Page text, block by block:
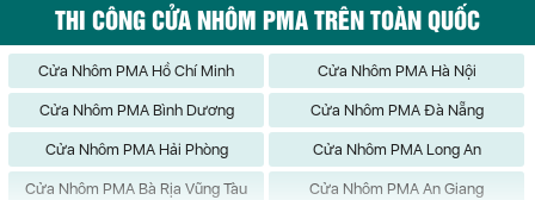
THI CÔNG CỬA NHÔM PMA TRÊN TOÀN QUỐC
Cửa Nhôm PMA Hồ Chí Minh Cửa Nhôm PMA Hà Nội
Cửa Nhôm PMA Bình Dương Cửa Nhôm PMA Đà Nẵng
Cửa Nhôm PMA Hải Phòng Cửa Nhôm PMA Long An
Cửa Nhôm PMA Bà Rịa Vũng Tàu Cửa Nhôm PMA An Giang